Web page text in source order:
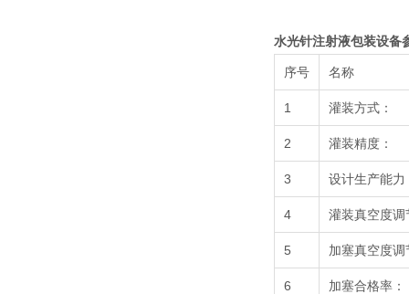
水光针注射液包装设备
序号 名称
1 灌装方式：
2 灌装精度：
3 设计生产能力
4 灌装真空度调
5 加塞真空度调
6 加塞合格率：